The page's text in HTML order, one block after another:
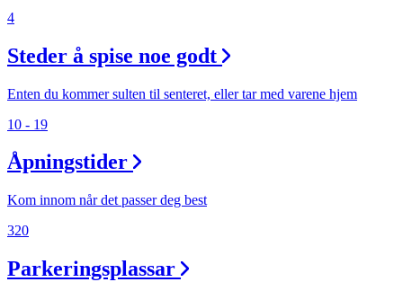
4
Steder å spise noe godt
Enten du kommer sulten til senteret, eller tar med varene hjem
10 - 19
Åpningstider
Kom innom når det passer deg best
320
Parkeringsplassar